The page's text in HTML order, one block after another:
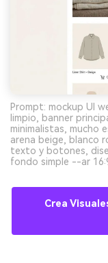
Prompt: mockup UI
limpio, banner
minimalistas, mucho
arena beige, blanco
texto y botones,
fondo simple --ar
Crea